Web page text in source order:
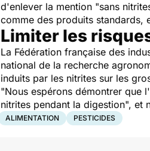
d'enlever la mention "sans
comme des produits standards,
Limiter les
La Fédération française des
national de la recherche
induits par les nitrites sur les
"Nous espérons démontrer que
nitrites pendant la digestion", et
ALIMENTATION PESTICIDES